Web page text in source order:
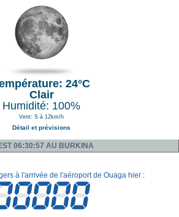
24°C
Clair
Humidité: 100%
Vent: S à 12km/h
Détail et prévisions
06:30:57 AU BURKINA
à l'arrivée de l'aéroport de Ouaga hier :